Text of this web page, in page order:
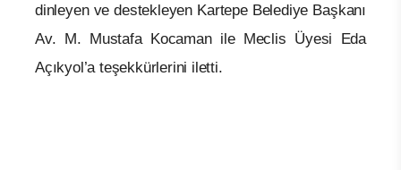
dinleyen ve destekleyen Kartepe Belediye Başkanı
Av. M. Mustafa Kocaman ile Meclis Üyesi Eda
Açıkyol’a teşekkürlerini iletti.